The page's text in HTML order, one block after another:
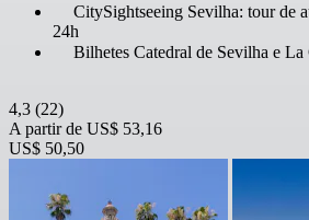
CitySightseeing Sevilha: tour de
24h
Bilhetes Catedral de Sevilha e
4,3 (22)
A partir de US$ 53,16
US$ 50,50